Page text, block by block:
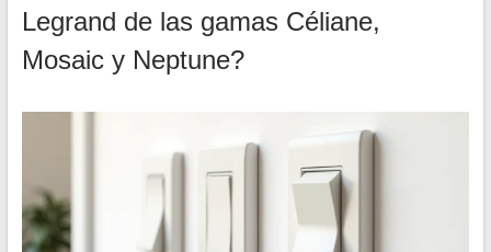
Legrand de las gamas Céliane,
Mosaic y Neptune?